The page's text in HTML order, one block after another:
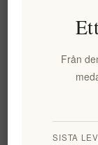
Från
SISTA